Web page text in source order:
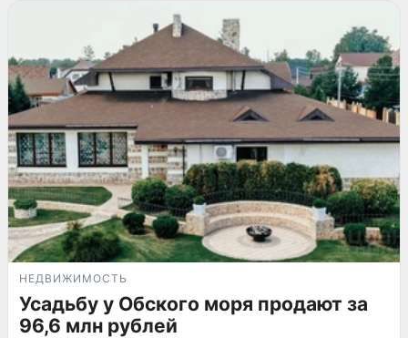
НЕДВИЖИМОСТЬ
Усадьбу у Обского моря продают за
96,6 млн рублей